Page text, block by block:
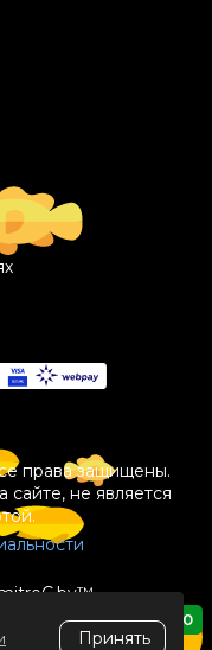
права защищены.
сайте, не является
™
0
Принять